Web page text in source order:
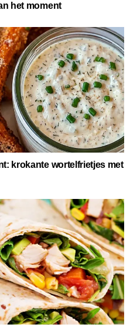
het moment
krokante wortelfrietjes met